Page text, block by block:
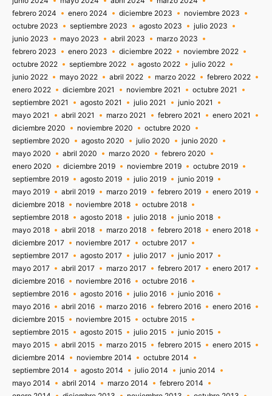
febrero 2024
enero 2024 diciembre 2023
noviembre 2023
octubre 2023
septiembre 2023 agosto 2023
julio 2023
junio 2023
mayo 2023 abril 2023
marzo 2023
febrero 2023
enero 2023 diciembre 2022
noviembre 2022
octubre 2022
septiembre 2022 agosto 2022
julio 2022
junio 2022
mayo 2022 abril 2022 marzo 2022
febrero 2022
enero 2022
diciembre 2021 noviembre 2021
octubre 2021
septiembre 2021
agosto 2021 julio 2021
junio 2021
mayo 2021
abril 2021 marzo 2021 febrero 2021
enero 2021
diciembre 2020
noviembre 2020
octubre 2020
septiembre 2020
agosto 2020 julio 2020
junio 2020
mayo 2020
abril 2020 marzo 2020
febrero 2020
enero 2020
diciembre 2019 noviembre 2019
octubre 2019
septiembre 2019
agosto 2019 julio 2019
junio 2019
mayo 2019
abril 2019 marzo 2019 febrero 2019
enero 2019
diciembre 2018
noviembre 2018
octubre 2018
septiembre 2018
agosto 2018 julio 2018
junio 2018
mayo 2018
abril 2018 marzo 2018 febrero 2018
enero 2018
diciembre 2017
noviembre 2017
octubre 2017
septiembre 2017
agosto 2017 julio 2017
junio 2017
mayo 2017
abril 2017 marzo 2017 febrero 2017
enero 2017
diciembre 2016
noviembre 2016
octubre 2016
septiembre 2016
agosto 2016 julio 2016
junio 2016
mayo 2016
abril 2016 marzo 2016 febrero 2016
enero 2016
diciembre 2015
noviembre 2015
octubre 2015
septiembre 2015
agosto 2015 julio 2015
junio 2015
mayo 2015
abril 2015 marzo 2015 febrero 2015
enero 2015
diciembre 2014
noviembre 2014
octubre 2014
septiembre 2014
agosto 2014 julio 2014
junio 2014
mayo 2014
abril 2014 marzo 2014
febrero 2014